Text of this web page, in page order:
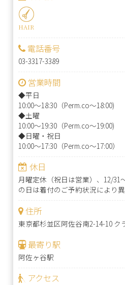
HAIR
電話番号
03-3317-3389
営業時間
◆平日
10:00～18:30（Perm.co～18:00)
◆土曜
10:00～19:30（Perm.co～19:00)
◆日曜・祝日
10:00～17:30（Perm.co～17:00）
休日
月曜定休（祝日は営業）、12/31
の日は着付のご予約状況により異
住所
東京都杉並区阿佐谷南2-14-10 ク
最寄り駅
阿佐ヶ谷駅
アクセス